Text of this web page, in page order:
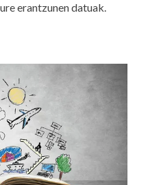
erantzunen datuak.